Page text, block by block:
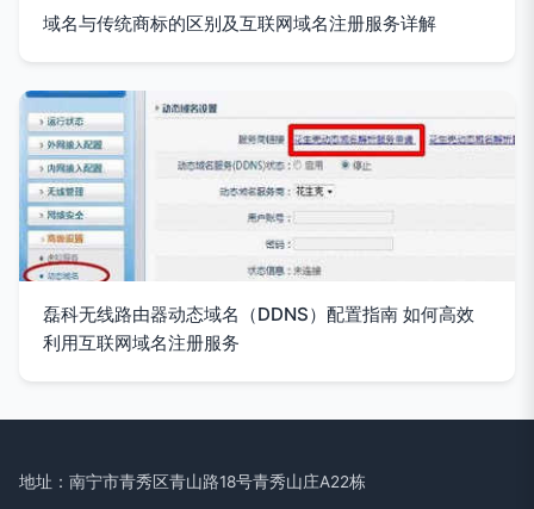
域名与传统商标的区别及互联网域名注册服务详解
磊科无线路由器动态域名（DDNS）配置指南 如何高效
利用互联网域名注册服务
地址：南宁市青秀区青山路18号青秀山庄A22栋